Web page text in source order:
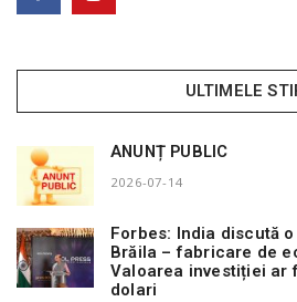
ULTIMELE
ANUNȚ PUBLIC
2026-07-14
Forbes: India discută
Brăila – fabricare de
Valoarea investiției ar
dolari